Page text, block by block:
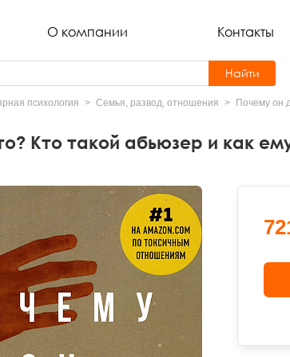
О компании Контакты
Найти
психология Семья, развод, отношения
Почему он
Кто такой абьюзер и как